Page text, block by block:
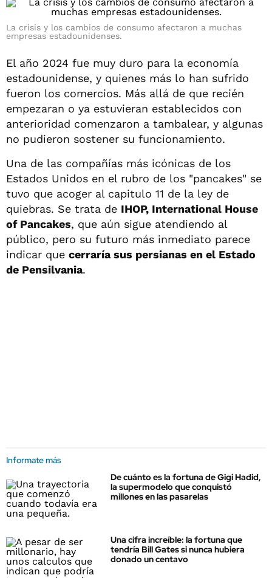
La crisis y los cambios de consumo afectaron a muchas
empresas estadounidenses.
El año 2024 fue muy duro para la economía
estadounidense, y quienes más lo han sufrido
fueron los comercios. Más allá de que recién
empezaran o ya estuvieran establecidos con
anterioridad comenzaron a tambalear, y algunas
no pudieron sostener su funcionamiento.
Una de las compañías más icónicas de los
Estados Unidos en el rubro de los "pancakes" se
tuvo que acoger al capitulo 11 de la ley de
quiebras. Se trata de IHOP, International House
of Pancakes, que aún sigue atendiendo al
público, pero su futuro más inmediato parece
indicar que cerraría sus persianas en el Estado
de Pensilvania.
Informate más
De cuánto es la fortuna de Gigi Hadid,
la supermodelo que conquistó
millones en las pasarelas
Una cifra increíble: la fortuna que
tendría Bill Gates si nunca hubiera
donado un centavo